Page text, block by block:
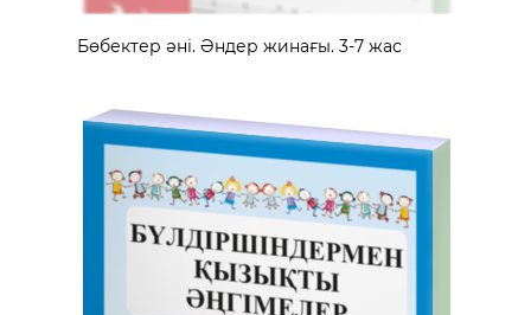
Бөбектер әні. Әндер жинағы. 3-7 жас